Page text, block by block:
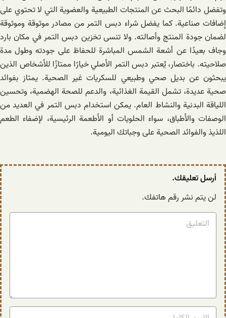
وتفضل دائمًا البحث عن المنتجات الطبيعية والعضوية التي لا تحتوي على
إضافات صناعية. كما يفضل شراء دبس التمر من مصادر موثوقة وموثوقة
لضمان جودة المنتج وأصالته. ولا تنسى تخزين دبس التمر في مكان بارد
وجاف بعيدًا عن أشعة الشمس المباشرة للحفاظ على جودته وطول مدة
صلاحيته. باختصار، يُعتبر دبس التمر الأصلي خيارًا ممتازًا للأشخاص الذين
يبحثون عن بديل صحي وطبيعي للسكريات غير الصحية. يمتاز بفوائد
صحية عديدة، تشمل القيمة الغذائية، والدعم للصحة الهضمية، وتحسين
اللياقة البدنية والنشاط العام. يمكن استخدام دبس التمر في العديد من
الوصفات والأطباق، سواء الحلويات أو الأطعمة الرئيسية، لإضفاء الطعم
اللذيذ والفوائد الصحية على وجباتك اليومية.
أرسل تعليقك.
لن يتم نشر رقم هاتفك.